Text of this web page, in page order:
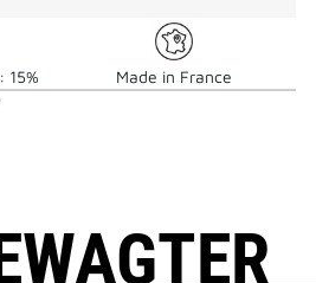
15% Made in France